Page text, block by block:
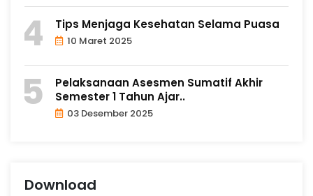
Tips Menjaga Kesehatan Selama Puasa
10 Maret 2025
Pelaksanaan Asesmen Sumatif Akhir
Semester 1 Tahun Ajar..
03 Desember 2025
Download